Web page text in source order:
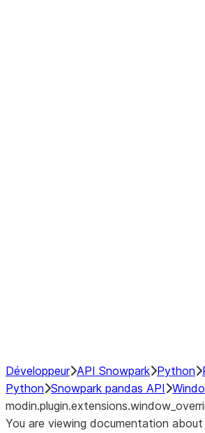
Développeur API Snowpark Python
Python Snowpark pandas API
You are viewing documentation